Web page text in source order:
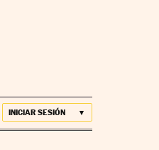
INICIAR SESIÓN